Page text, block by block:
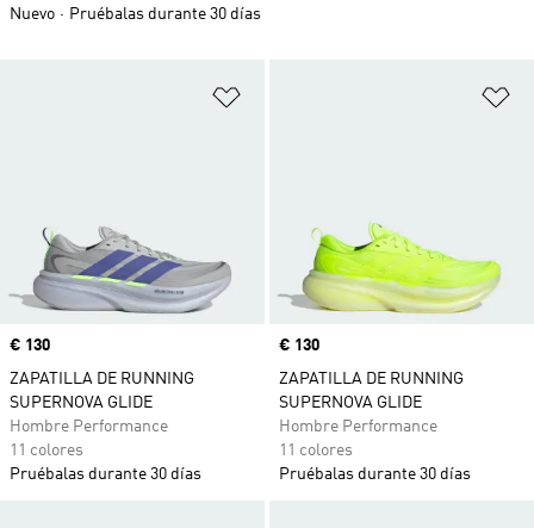
Precio
€ 130
ZAPATILLA DE RUNNING
SUPERNOVA GLIDE
Hombre Performance
11 colores
Pruébalas durante 30 días
Precio
€ 130
ZAPATILLA DE RUNNING
SUPERNOVA GLIDE
Hombre Performance
11 colores
Pruébalas durante 30 días
Nuevo
Pruébalas durante 30 días